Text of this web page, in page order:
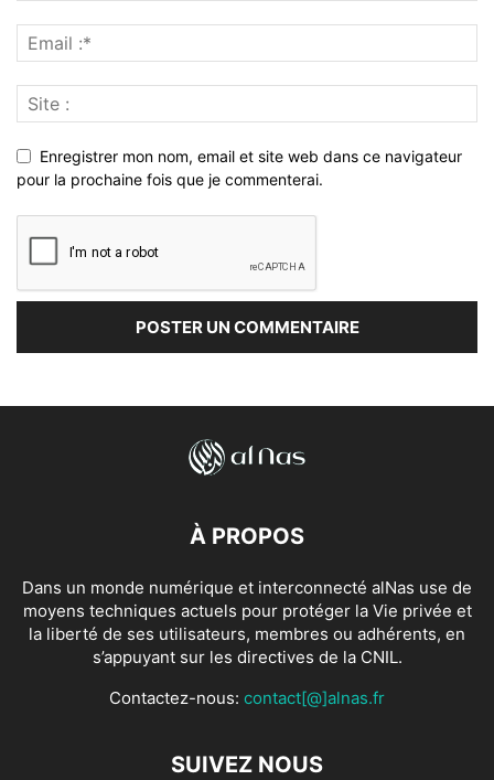
Enregistrer mon nom, email et site web dans ce navigateur
pour la prochaine fois que je commenterai.
À PROPOS
Dans un monde numérique et interconnecté alNas use de
moyens techniques actuels pour protéger la Vie privée et
la liberté de ses utilisateurs, membres ou adhérents, en
s’appuyant sur les directives de la CNIL.
Contactez-nous: contact[@]alnas.fr
SUIVEZ NOUS